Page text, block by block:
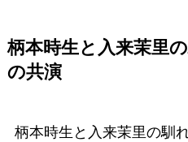
柄本時生と入来茉里
の共演
柄本時生と入来茉里の馴